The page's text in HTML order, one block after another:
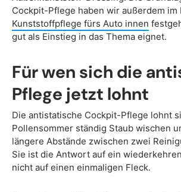
Cockpit-Pflege haben wir außerdem im
Kunststoffpflege fürs Auto innen
gut als Einstieg in das Thema eignet.
Für wen sich die
Pflege jetzt lohnt
Die antistatische Cockpit-Pflege lohnt
Pollensommer ständig Staub wischen
längere Abstände zwischen zwei
Sie ist die Antwort auf ein
nicht auf einen einmaligen Fleck.